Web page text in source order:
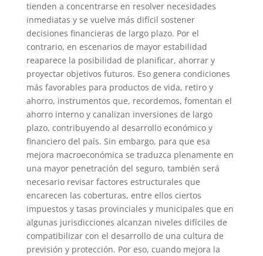
tienden a concentrarse en resolver necesidades
inmediatas y se vuelve más difícil sostener
decisiones financieras de largo plazo. Por el
contrario, en escenarios de mayor estabilidad
reaparece la posibilidad de planificar, ahorrar y
proyectar objetivos futuros. Eso genera condiciones
más favorables para productos de vida, retiro y
ahorro, instrumentos que, recordemos, fomentan el
ahorro interno y canalizan inversiones de largo
plazo, contribuyendo al desarrollo económico y
financiero del país. Sin embargo, para que esa
mejora macroeconómica se traduzca plenamente en
una mayor penetración del seguro, también será
necesario revisar factores estructurales que
encarecen las coberturas, entre ellos ciertos
impuestos y tasas provinciales y municipales que en
algunas jurisdicciones alcanzan niveles difíciles de
compatibilizar con el desarrollo de una cultura de
previsión y protección. Por eso, cuando mejora la